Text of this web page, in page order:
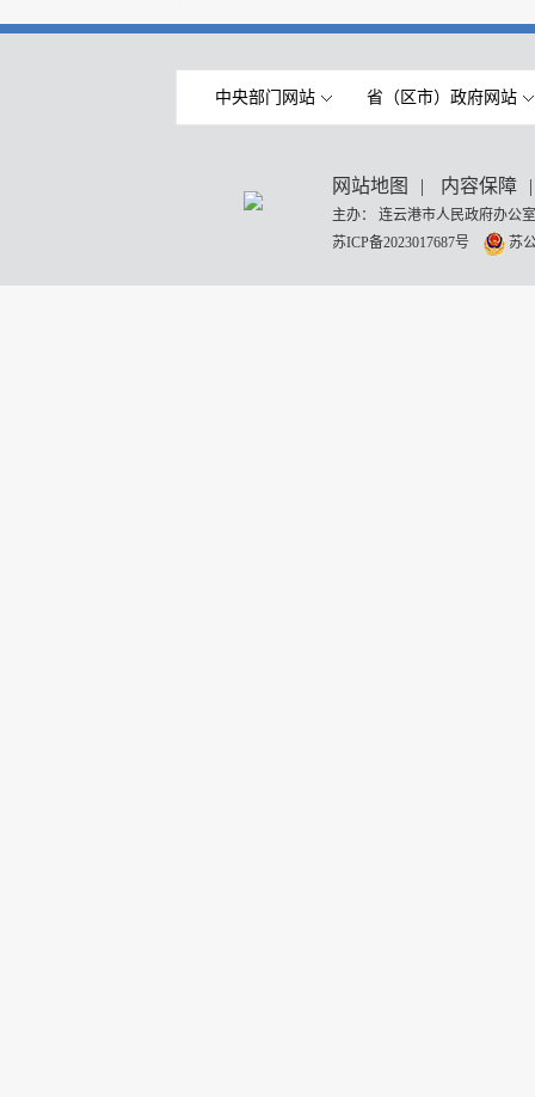
中央部门网站 省（区市）政府网站
网站地图 | 内容保障 |
主办： 连云港市人民政府办
苏ICP备2023017687号
苏